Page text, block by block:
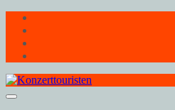
Skip
content